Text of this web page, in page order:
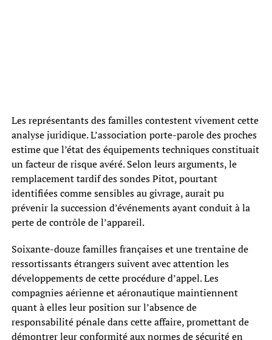
Les représentants des familles contestent vivement cette
analyse juridique. L’association porte-parole des proches
estime que l’état des équipements techniques constituait
un facteur de risque avéré. Selon leurs arguments, le
remplacement tardif des sondes Pitot, pourtant
identifiées comme sensibles au givrage, aurait pu
prévenir la succession d’événements ayant conduit à la
perte de contrôle de l’appareil.
Soixante-douze familles françaises et une trentaine de
ressortissants étrangers suivent avec attention les
développements de cette procédure d’appel. Les
compagnies aérienne et aéronautique maintiennent
quant à elles leur position sur l’absence de
responsabilité pénale dans cette affaire, promettant de
démontrer leur conformité aux normes de sécurité en